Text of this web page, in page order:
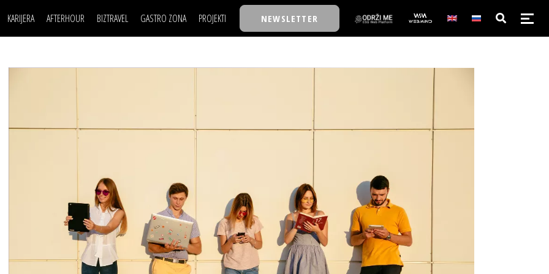
KARIJERA AFTERHOUR BIZTRAVEL GASTRO ZONA PROJEKTI
BIZLIFE WEEK
IZJAVA GODINE
NEWSLETTER
POSAO
MOJ UGAO
FILM I SCENA
AUTO SVET
NAJKOLEGA
30 ISPOD 30
BIZKOLEGIJUM
IZJAVA GODINE